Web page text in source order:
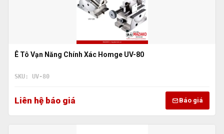
Ê Tô Vạn Năng Chính Xác Homge UV-80
SKU: UV-80
Liên hệ báo giá Báo giá